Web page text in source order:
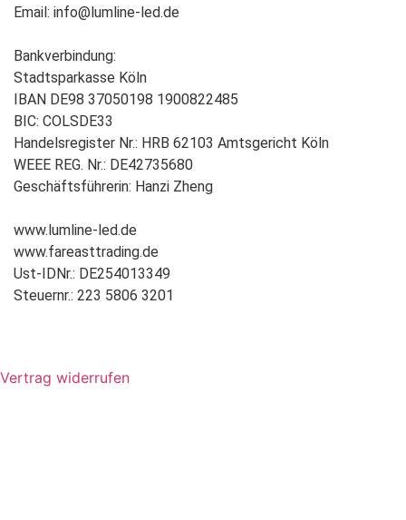
Email: info@lumline-led.de
Bankverbindung:
Stadtsparkasse Köln
IBAN DE98 37050198 1900822485
BIC: COLSDE33
Handelsregister Nr.: HRB 62103 Amtsgericht Köln
WEEE REG. Nr.: DE42735680
Geschäftsführerin: Hanzi Zheng
www.lumline-led.de
www.fareasttrading.de
Ust-IDNr.: DE254013349
Steuernr.: 223 5806 3201
Vertrag widerrufen